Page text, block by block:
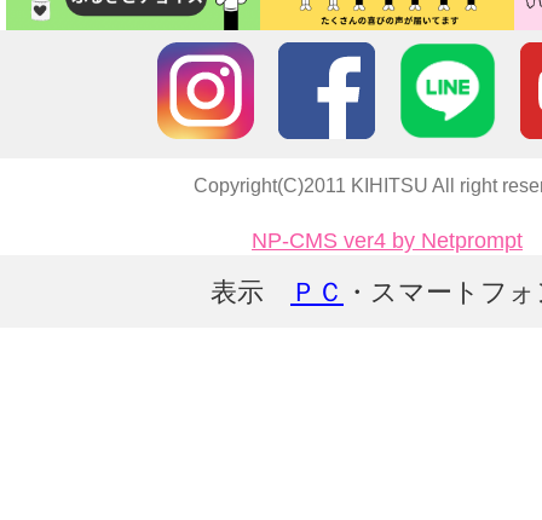
Copyright(C)2011 KIHITSU All right
NP-CMS ver4 by Netprompt
表示 ＰＣ ・スマートフ